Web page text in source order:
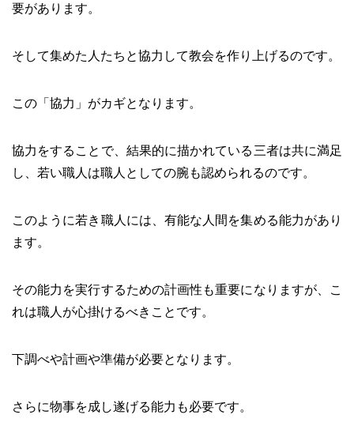
要があります。
そして集めた人たちと協力して教会を作り上げるのです。
この「協力」がカギとなります。
協力をすることで、結果的に描かれている三者は共に満足
し、若い職人は職人としての腕も認められるのです。
このように若き職人には、有能な人間を集める能力があり
ます。
その能力を実行するための計画性も重要になりますが、こ
れは職人が心掛けるべきことです。
下調べや計画や準備が必要となります。
さらに物事を成し遂げる能力も必要です。